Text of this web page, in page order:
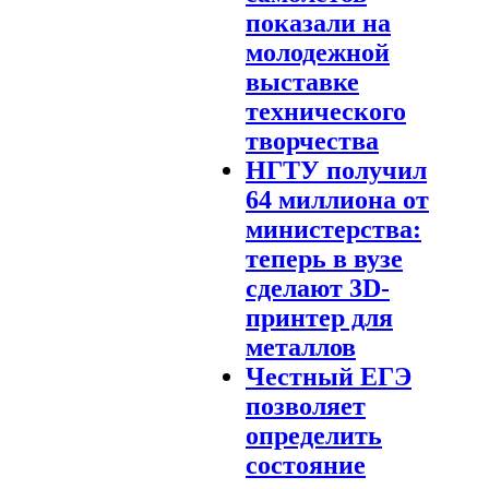
показали на
молодежной
выставке
технического
творчества
НГТУ получил
64 миллиона от
министерства:
теперь в вузе
сделают 3D-
принтер для
металлов
Честный ЕГЭ
позволяет
определить
состояние